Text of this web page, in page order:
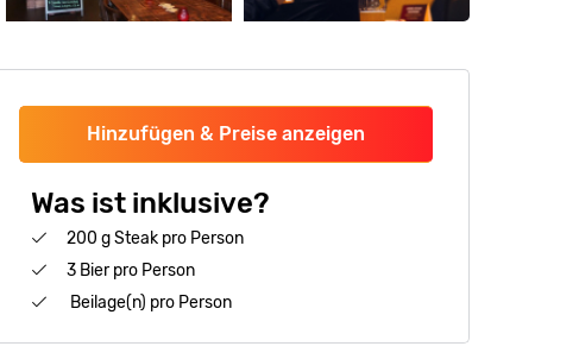
Hinzufügen & Preise anzeigen
Was ist inklusive?
200 g Steak pro Person
3 Bier pro Person
Beilage(n) pro Person